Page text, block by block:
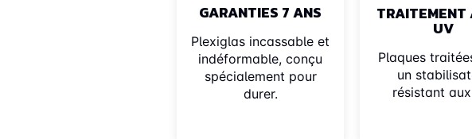
GARANTIES 7 ANS
Plexiglas incassable et
indéformable, conçu
spécialement pour
durer.
UV
Plaques
un
résistant aux